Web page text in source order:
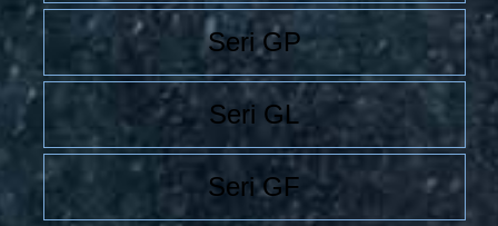
Seri GP
Seri GL
Seri GF